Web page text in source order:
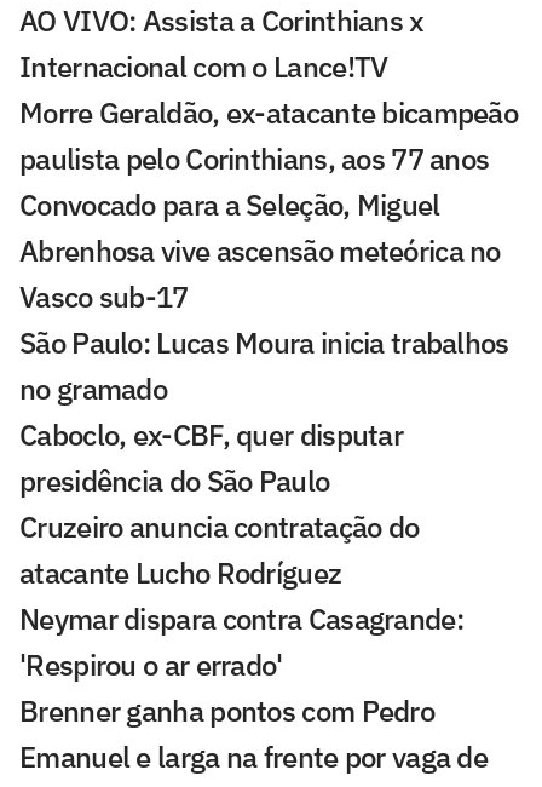
AO VIVO: Assista a Corinthians x
Internacional com o Lance!TV
Morre Geraldão, ex-atacante bicampeão
paulista pelo Corinthians, aos 77 anos
Convocado para a Seleção, Miguel
Abrenhosa vive ascensão meteórica no
Vasco sub-17
São Paulo: Lucas Moura inicia trabalhos
no gramado
Caboclo, ex-CBF, quer disputar
presidência do São Paulo
Cruzeiro anuncia contratação do
atacante Lucho Rodríguez
Neymar dispara contra Casagrande:
'Respirou o ar errado'
Brenner ganha pontos com Pedro
Emanuel e larga na frente por vaga de